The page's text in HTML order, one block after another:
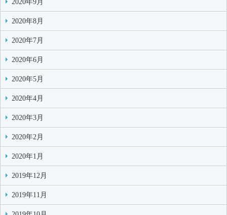
2020年9月
2020年8月
2020年7月
2020年6月
2020年5月
2020年4月
2020年3月
2020年2月
2020年1月
2019年12月
2019年11月